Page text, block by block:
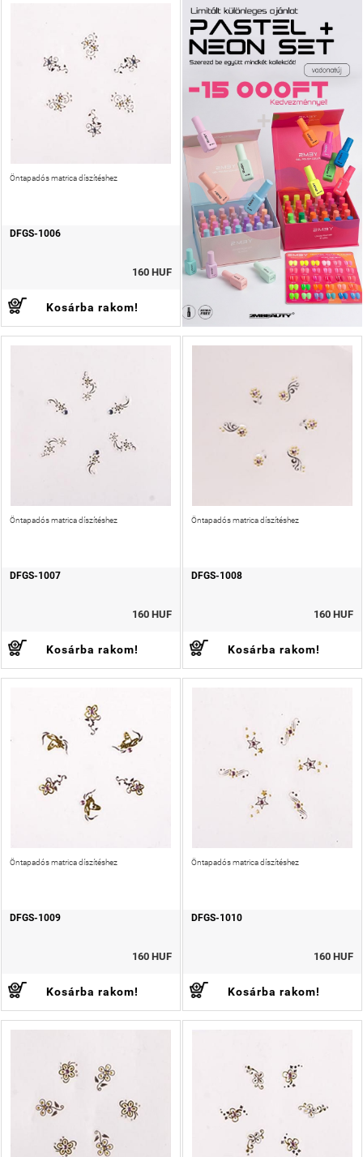
Öntapadós matrica díszítéshez
DFGS-1006
160 HUF
Kosárba rakom!
Öntapadós matrica díszítéshez
DFGS-1007
160 HUF
Kosárba rakom!
Öntapadós matrica díszítéshez
DFGS-1008
160 HUF
Kosárba rakom!
Öntapadós matrica díszítéshez
DFGS-1009
160 HUF
Kosárba rakom!
Öntapadós matrica díszítéshez
DFGS-1010
160 HUF
Kosárba rakom!